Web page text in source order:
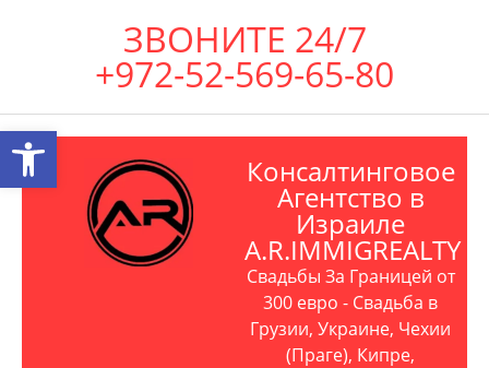
ЗВОНИТЕ 24/7
+972-52-569-65-80
Консалтинговое
Агентство в
Израиле
A.R.IMMIGREALTY
Свадьбы За Границей от
300 евро - Свадьба в
Грузии, Украине, Чехии
(Праге), Кипре,
Открыть панель инструментов